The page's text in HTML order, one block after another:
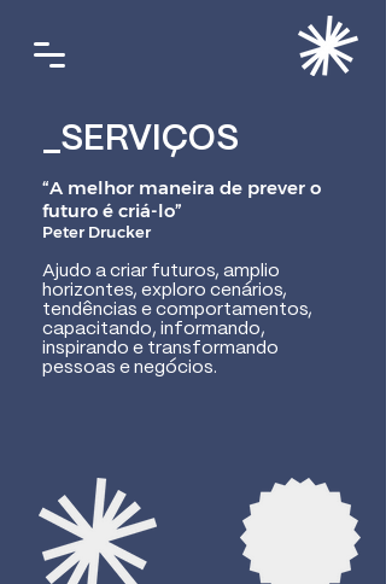
_SERVIÇOS
“A melhor maneira de prever o
futuro é criá-lo”
Peter Drucker
Ajudo a criar futuros, amplio
horizontes, exploro cenários,
tendências e comportamentos,
capacitando, informando,
inspirando e transformando
pessoas e negócios.